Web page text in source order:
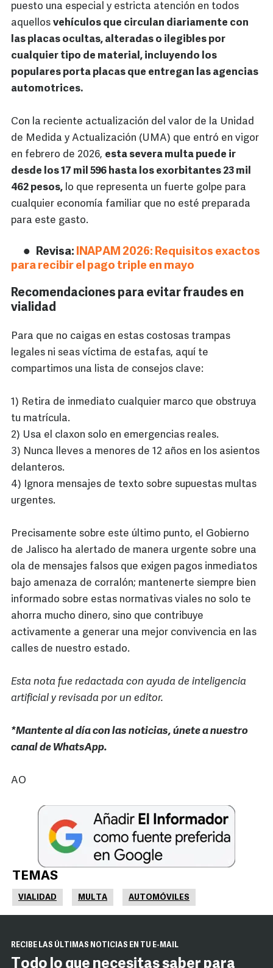
puesto una especial y estricta atención en todos
aquellos vehículos que circulan diariamente con
las placas ocultas, alteradas o ilegibles por
cualquier tipo de material, incluyendo los
populares porta placas que entregan las agencias
automotrices.
Con la reciente actualización del valor de la Unidad
de Medida y Actualización (UMA) que entró en vigor
en febrero de 2026, esta severa multa puede ir
desde los 17 mil 596 hasta los exorbitantes 23 mil
462 pesos, lo que representa un fuerte golpe para
cualquier economía familiar que no esté preparada
para este gasto.
Revisa: INAPAM 2026: Requisitos exactos
para recibir el pago triple en mayo
Recomendaciones para evitar fraudes en
vialidad
Para que no caigas en estas costosas trampas
legales ni seas víctima de estafas, aquí te
compartimos una lista de consejos clave:
1) Retira de inmediato cualquier marco que obstruya
tu matrícula.
2) Usa el claxon solo en emergencias reales.
3) Nunca lleves a menores de 12 años en los asientos
delanteros.
4) Ignora mensajes de texto sobre supuestas multas
urgentes.
Precisamente sobre este último punto, el Gobierno
de Jalisco ha alertado de manera urgente sobre una
ola de mensajes falsos que exigen pagos inmediatos
bajo amenaza de corralón; mantenerte siempre bien
informado sobre estas normativas viales no solo te
ahorra mucho dinero, sino que contribuye
activamente a generar una mejor convivencia en las
calles de nuestro estado.
Esta nota fue redactada con ayuda de inteligencia
artificial y revisada por un editor.
*Mantente al día con las noticias, únete a nuestro
canal de WhatsApp.
AO
TEMAS
VIALIDAD MULTA AUTOMÓVILES
RECIBE LAS ÚLTIMAS NOTICIAS EN TU E-MAIL
Todo lo que necesitas saber para